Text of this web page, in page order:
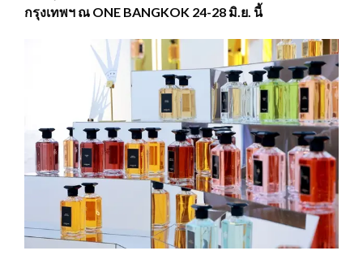
กรุงเทพฯ ณ ONE BANGKOK 24-28 มิ.ย. นี้